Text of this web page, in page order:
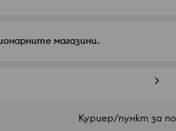
магазини.
Куриер/пункт за